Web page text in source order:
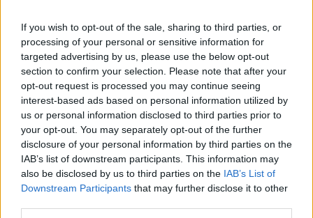
If you wish to opt-out of the sale, sharing to third parties, or
processing of your personal or sensitive information for
targeted advertising by us, please use the below opt-out
section to confirm your selection. Please note that after your
opt-out request is processed you may continue seeing
interest-based ads based on personal information utilized by
us or personal information disclosed to third parties prior to
your opt-out. You may separately opt-out of the further
disclosure of your personal information by third parties on the
IAB’s list of downstream participants. This information may
also be disclosed by us to third parties on the IAB’s List of
Downstream Participants that may further disclose it to other
Tsekkaa myös:
Veikkausliigan otteluohjelma 2020
Veikkausliigan pelaajabudjetit kaudelle 2020